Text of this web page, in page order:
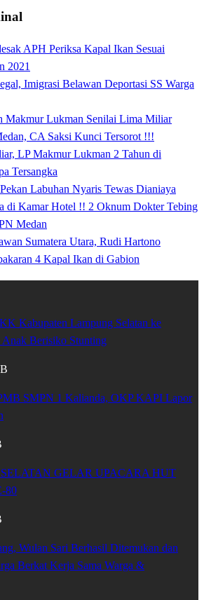
APH Periksa Kapal Ikan Sesuai
2021
Imigrasi Belawan Deportasi SS Warga
Makmur Lukman Senilai Lima Miliar
CA Saksi Kunci Tersorot !!!
LP Makmur Lukman 2 Tahun di
Tersangka
Labuhan Nyaris Tewas Dianiaya
di Kamar Hotel !! 2 Oknum Dokter Tebing
Medan
Sumatera Utara, Rudi Hartono
4 Kapal Ikan di Gabion
Kabupaten Lampung Selatan ke
Anak Berisiko Stunting
SMPN 1 Kalianda, OKP KAPI Lapor
GELAR UPACARA HUT
80
Wulan Sari Berhasil Ditemukan dan
Berkat Kerja Sama Warga &